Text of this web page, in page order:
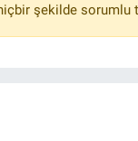
şekilde sorumlu